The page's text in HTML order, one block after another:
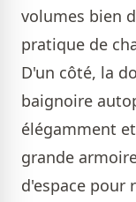
volumes bien
pratique de
D'un côté, la
baignoire
élégamment
grande
d'espace pour